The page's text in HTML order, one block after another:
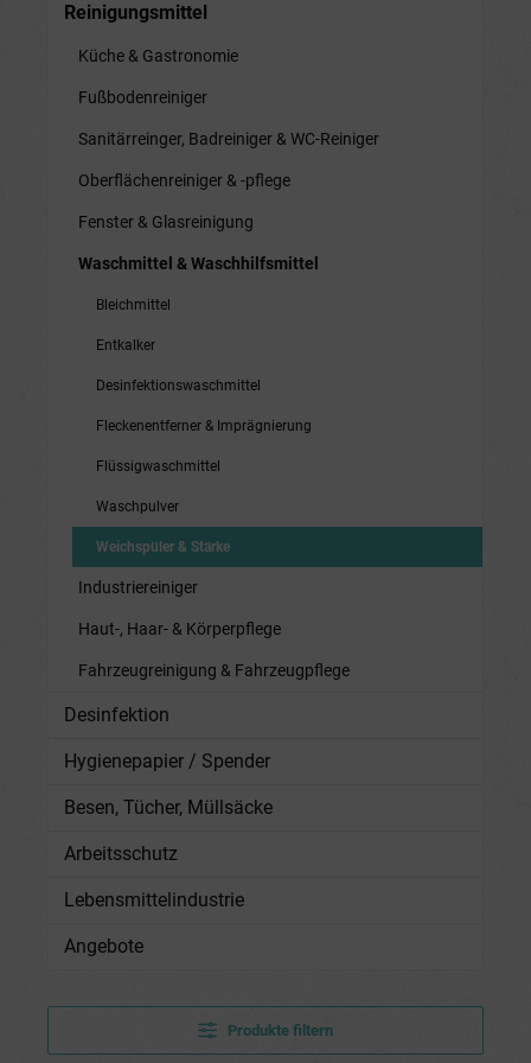
Reinigungsmittel
Küche & Gastronomie
Fußbodenreiniger
Sanitärreinger, Badreiniger & WC-Reiniger
Oberflächenreiniger & -pflege
Fenster & Glasreinigung
Waschmittel & Waschhilfsmittel
Bleichmittel
Entkalker
Desinfektionswaschmittel
Fleckenentferner & Imprägnierung
Flüssigwaschmittel
Waschpulver
Weichspüler & Stärke
Industriereiniger
Haut-, Haar- & Körperpflege
Fahrzeugreinigung & Fahrzeugpflege
Desinfektion
Hygienepapier / Spender
Besen, Tücher, Müllsäcke
Arbeitsschutz
Lebensmittelindustrie
Angebote
Produkte filtern